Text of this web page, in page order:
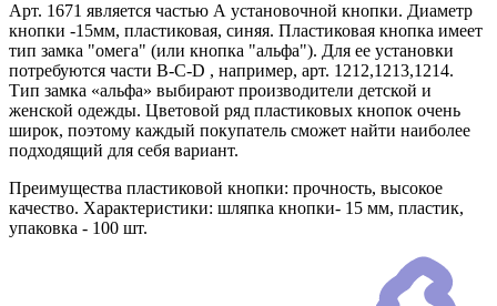
Арт. 1671 является частью А установочной кнопки. Диаметр
кнопки -15мм, пластиковая, синяя. Пластиковая кнопка имеет
тип замка "омега" (или кнопка "альфа"). Для ее установки
потребуются части В-C-D , например, арт. 1212,1213,1214.
Тип замка «альфа» выбирают производители детской и
женской одежды. Цветовой ряд пластиковых кнопок очень
широк, поэтому каждый покупатель сможет найти наиболее
подходящий для себя вариант.
Преимущества пластиковой кнопки: прочность, высокое
качество. Характеристики: шляпка кнопки- 15 мм, пластик,
упаковка - 100 шт.